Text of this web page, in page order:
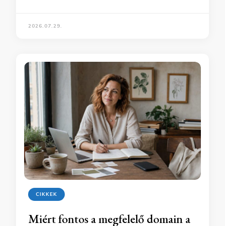
2026.07.29.
CIKKEK
Miért fontos a megfelelő domain a